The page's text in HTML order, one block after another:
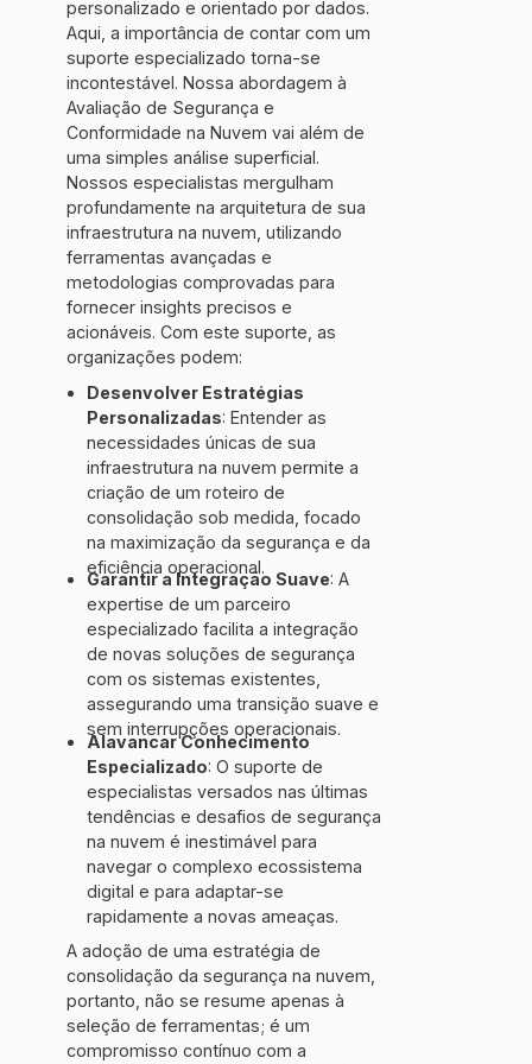
personalizado e orientado por dados.
Aqui, a importância de contar com um
suporte especializado torna-se
incontestável. Nossa abordagem à
Avaliação de Segurança e
Conformidade na Nuvem vai além de
uma simples análise superficial.
Nossos especialistas mergulham
profundamente na arquitetura de sua
infraestrutura na nuvem, utilizando
ferramentas avançadas e
metodologias comprovadas para
fornecer insights precisos e
acionáveis. Com este suporte, as
organizações podem:
Desenvolver Estratégias
Personalizadas: Entender as
necessidades únicas de sua
infraestrutura na nuvem permite a
criação de um roteiro de
consolidação sob medida, focado
na maximização da segurança e da
eficiência operacional.
Garantir a Integração Suave: A
expertise de um parceiro
especializado facilita a integração
de novas soluções de segurança
com os sistemas existentes,
assegurando uma transição suave e
sem interrupções operacionais.
Alavancar Conhecimento
Especializado: O suporte de
especialistas versados nas últimas
tendências e desafios de segurança
na nuvem é inestimável para
navegar o complexo ecossistema
digital e para adaptar-se
rapidamente a novas ameaças.
A adoção de uma estratégia de
consolidação da segurança na nuvem,
portanto, não se resume apenas à
seleção de ferramentas; é um
compromisso contínuo com a